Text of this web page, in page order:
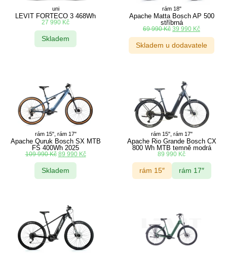
uni
LEVIT FORTECO 3 468Wh
27 990 Kč
Skladem
rám 18"
Apache Matta Bosch AP 500
stříbrná
69 990Kč 39 990 Kč
Skladem u dodavatele
rám 15", rám 17"
Apache Quruk Bosch SX MTB
FS 400Wh 2025
109 990Kč 89 990 Kč
Skladem
rám 15", rám 17"
Apache Rio Grande Bosch CX
800 Wh MTB temně modrá
89 990 Kč
rám 15″ rám 17″